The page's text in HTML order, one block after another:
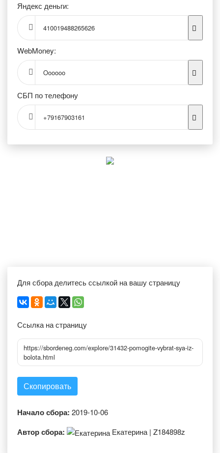
Яндекс деньги:
410019488265626
WebMoney:
Oooooo
СБП по телефону
+79167903161
Для сбора делитесь ссылкой на вашу страницу
Ссылка на страницу
https://sbordeneg.com/explore/31432-pomogite-vybrat-sya-iz-
bolota.html
Скопировать
Начало сбора: 2019-10-06
Автор сбора: Екатерина | Z184898z